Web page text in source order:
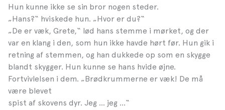
Hun kunne ikke se sin bror nogen steder.
„Hans?“ hviskede hun. „Hvor er du?“
„De er væk, Grete,“ lød hans stemme i mørket, og der
var en klang i den, som hun ikke havde hørt før. Hun gik i
retning af stemmen, og han dukkede op som en skygge
blandt skygger. Hun kunne se hans hvide øjne.
Fortvivlelsen i dem. „Brødkrummerne er væk! De må
være blevet
spist af skovens dyr. Jeg … jeg …“